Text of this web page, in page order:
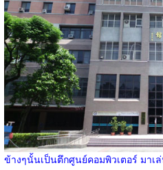
ข้างๆนั้นเป็นตึกศูนย์คอมพิวเตอร์ มาเ